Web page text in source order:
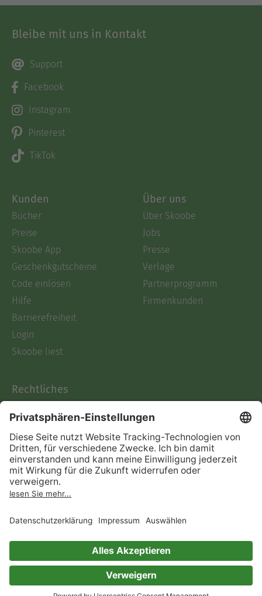
Bleibe mit uns in Kontakt
Support
Facebook
Instagram
Pinterest
TikTok
Kunden
Bücher
Preise
Skoobe App
Geschenkgutscheine
Code einlösen
Hilfe
Barrierefreiheit
Login
Skoobe liest
Über uns
Über Skoobe
Jobs
Presse
Verlage
Partnerprogramm
Firmenkunden
Rechtliches
AGB
Informationen nach Data
Act
Verträge hier kündigen
Impressum
Immer ein gutes Buch